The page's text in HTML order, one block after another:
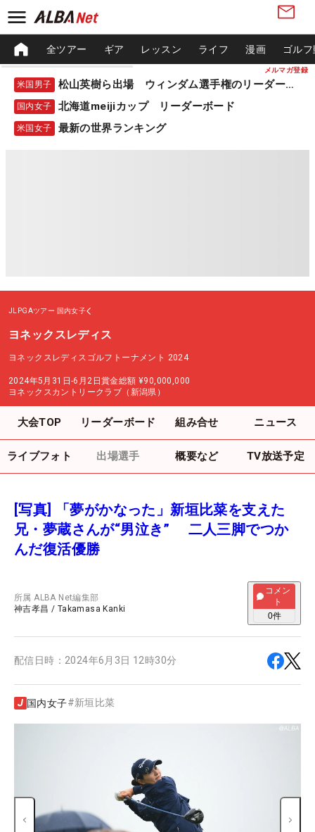
メルマガ登録
全ツアー ギア レッスン ライフ 漫画 ゴル
米国男子 松山英樹ら出場 ウィンダム選手権のリーダーボード
国内女子 北海道meijiカップ リーダーボード
米国女子 最新の世界ランキング
JLPGAツアー 国内女子
ヨネックスレディス
ヨネックスレディスゴルフトーナメント 2024
2024年5月31日-6月2日賞金総額 ¥90,000,000
ヨネックスカントリークラブ（新潟県）
大会TOP リーダーボード 組み合せ ニュース
ライブフォト 出場選手 概要など TV放送予定
[写真] 「夢がかなった」新垣比菜を支えた
兄・夢蔵さんが“男泣き” 二人三脚でつか
んだ復活優勝
所属ALBA Net編集部
神吉孝昌 / Takamasa Kanki
コメン
ト
0件
配信日時： 2024年6月3日 12時30分
国内女子#新垣比菜